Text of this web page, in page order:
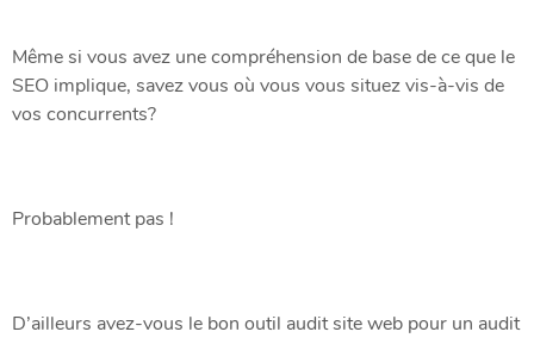
Même si vous avez une compréhension de base de ce que le
SEO implique, savez vous où vous vous situez vis-à-vis de
vos concurrents?
Probablement pas !
D’ailleurs avez-vous le bon outil audit site web pour un audit